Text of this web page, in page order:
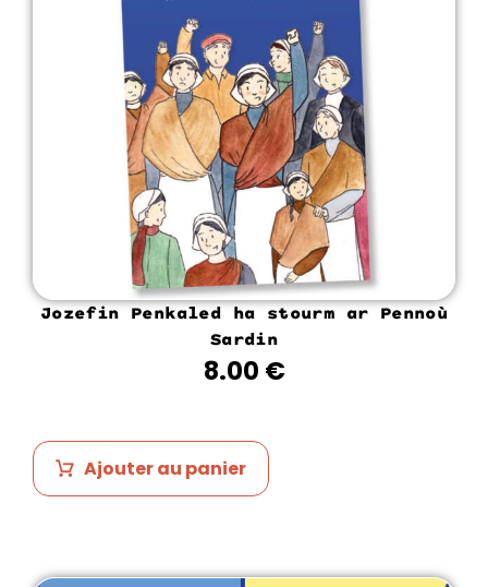
Jozefin Penkaled ha stourm ar Pennoù
Sardin
8.00 €
Ajouter au panier